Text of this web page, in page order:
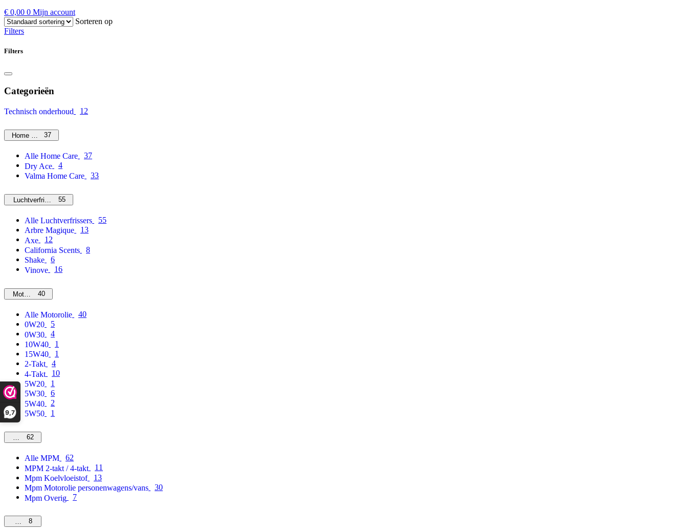
9,7
€ 0,00 0 Mijn account
Sorteren op
Filters
Filters
Categorieën
Technisch onderhoud 12
Home Care37
Alle Home Care
37
Dry Ace
4
Valma Home Care
33
Luchtverfrissers55
Alle Luchtverfrissers
55
Arbre Magique
13
Axe
12
California Scents
8
Shake
6
Vinove
16
Motorolie40
Alle Motorolie
40
0W20
5
0W30
4
10W40
1
15W40
1
2-Takt
4
4-Takt
10
5W20
1
5W30
6
5W40
2
5W50
1
MPM62
Alle MPM
62
MPM 2-takt / 4-takt
11
Mpm Koelvloeistof
13
Mpm Motorolie personenwagens/vans
30
Mpm Overig
7
Overig
8